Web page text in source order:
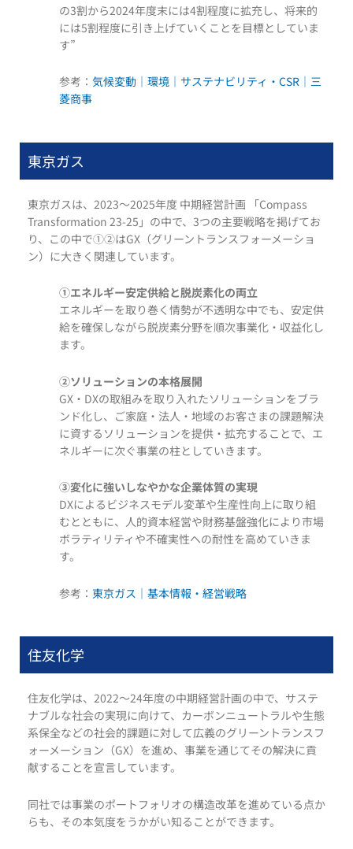
の3割から2024年度末には4割程度に拡充し、将来的
には5割程度に引き上げていくことを目標としていま
す”
参考： 気候変動｜環境｜サステナビリティ・CSR｜三
菱商事
東京ガス
東京ガスは、2023～2025年度 中期経営計画 「Compass
Transformation 23-25」の中で、3つの主要戦略を掲げてお
り、この中で①②はGX（グリーントランスフォーメーショ
ン）に大きく関連しています。
①エネルギー安定供給と脱炭素化の両立
エネルギーを取り巻く情勢が不透明な中でも、安定供
給を確保しながら脱炭素分野を順次事業化・収益化し
ます。
②ソリューションの本格展開
GX・DXの取組みを取り入れたソリューションをブラ
ンド化し、ご家庭・法人・地域のお客さまの課題解決
に資するソリューションを提供・拡充することで、エ
ネルギーに次ぐ事業の柱としていきます。
③変化に強いしなやかな企業体質の実現
DXによるビジネスモデル変革や生産性向上に取り組
むとともに、人的資本経営や財務基盤強化により市場
ボラティリティや不確実性への耐性を高めていきま
す。
参考： 東京ガス｜基本情報・経営戦略
住友化学
住友化学は、2022～24年度の中期経営計画の中で、サステ
ナブルな社会の実現に向けて、カーボンニュートラルや生態
系保全などの社会的課題に対して広義のグリーントランスフ
ォーメーション（GX）を進め、事業を通じてその解決に貢
献することを宣言しています。
同社では事業のポートフォリオの構造改革を進めている点か
らも、その本気度をうかがい知ることができます。